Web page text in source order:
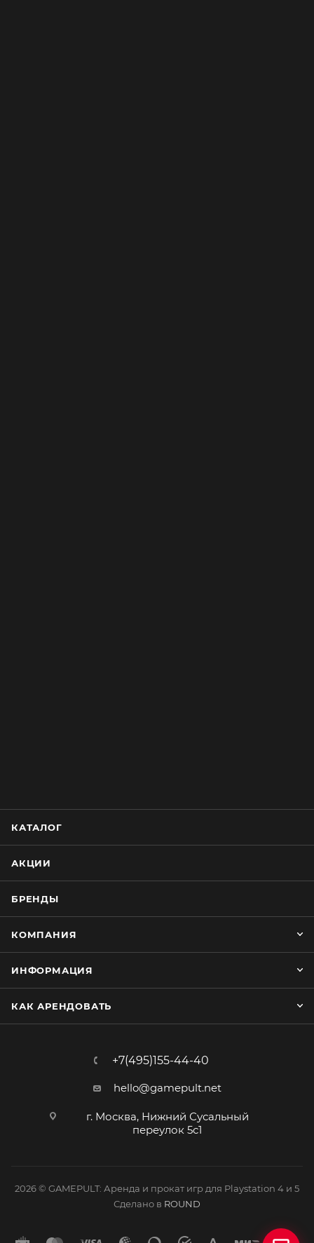
КАТАЛОГ
АКЦИИ
БРЕНДЫ
КОМПАНИЯ
ИНФОРМАЦИЯ
КАК АРЕНДОВАТЬ
+7(495)155-44-40
hello@gamepult.net
г. Москва, Нижний Сусальный
переулок 5с1
2026 © GAMEPULT: Аренда и прокат игр для Playstation 4 и 5
Сделано в ROUND